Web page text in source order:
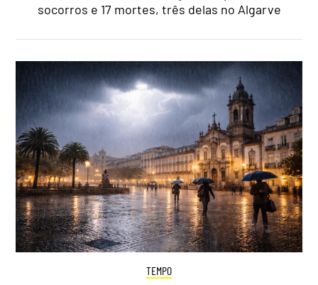
socorros e 17 mortes, três delas no Algarve
TEMPO